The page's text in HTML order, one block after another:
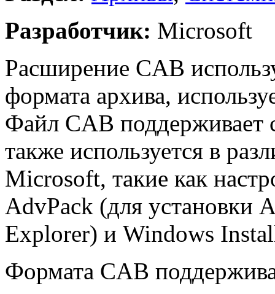
Разработчик: Microsoft
Расширение CAB
формата архива,
Файл CAB поддерживает
также используется в
Microsoft, такие как
AdvPack (для установки
Explorer) и Windows
Формата CAB